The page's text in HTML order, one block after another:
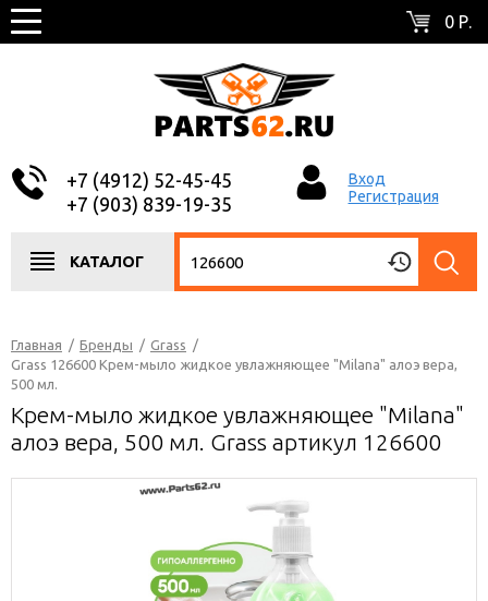
0 Р.
+7 (4912) 52-45-45
+7 (903) 839-19-35
Вход
Регистрация
КАТАЛОГ
Главная / Бренды / Grass /
Grass 126600 Крем-мыло жидкое увлажняющее "Milana" алоэ вера,
500 мл.
Крем-мыло жидкое увлажняющее "Milana"
алоэ вера, 500 мл. Grass артикул 126600